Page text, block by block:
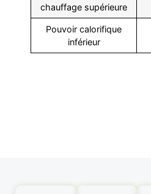
chauffage supérieure
Pouvoir calorifique
inférieur